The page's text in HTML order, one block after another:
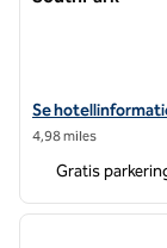
Visa
Se
4,98 miles
Gratis
1 av 12